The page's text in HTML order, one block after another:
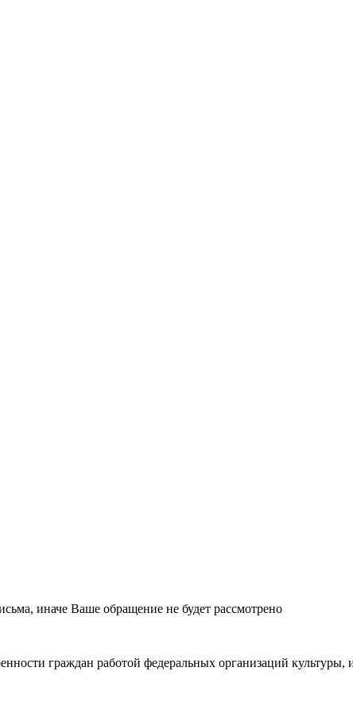
иначе Ваше обращение не будет рассмотрено
граждан работой федеральных организаций культуры,